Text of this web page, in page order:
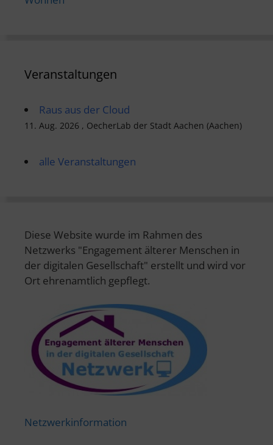
Veranstaltungen
Raus aus der Cloud
11. Aug. 2026 , OecherLab der Stadt Aachen (Aachen)
alle Veranstaltungen
Diese Website wurde im Rahmen des
Netzwerks "Engagement älterer Menschen in
der digitalen Gesellschaft" erstellt und wird vor
Ort ehrenamtlich gepflegt.
Netzwerkinformation